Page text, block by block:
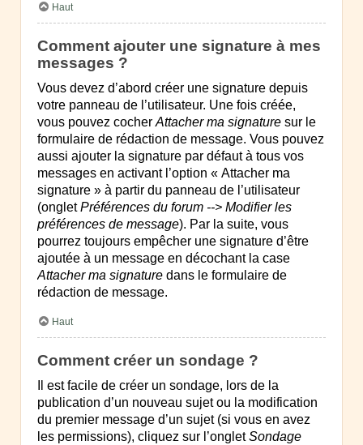
Haut
Comment ajouter une signature à mes
messages ?
Vous devez d’abord créer une signature depuis
votre panneau de l’utilisateur. Une fois créée,
vous pouvez cocher Attacher ma signature sur le
formulaire de rédaction de message. Vous pouvez
aussi ajouter la signature par défaut à tous vos
messages en activant l’option « Attacher ma
signature » à partir du panneau de l’utilisateur
(ongletPréférences du forum --> Modifier les
préférences de message). Par la suite, vous
pourrez toujours empêcher une signature d’être
ajoutée à un message en décochant la case
Attacher ma signature dans le formulaire de
rédaction de message.
Haut
Comment créer un sondage ?
Il est facile de créer un sondage, lors de la
publication d’un nouveau sujet ou la modification
du premier message d’un sujet (si vous en avez
les permissions), cliquez sur l’ongletSondage